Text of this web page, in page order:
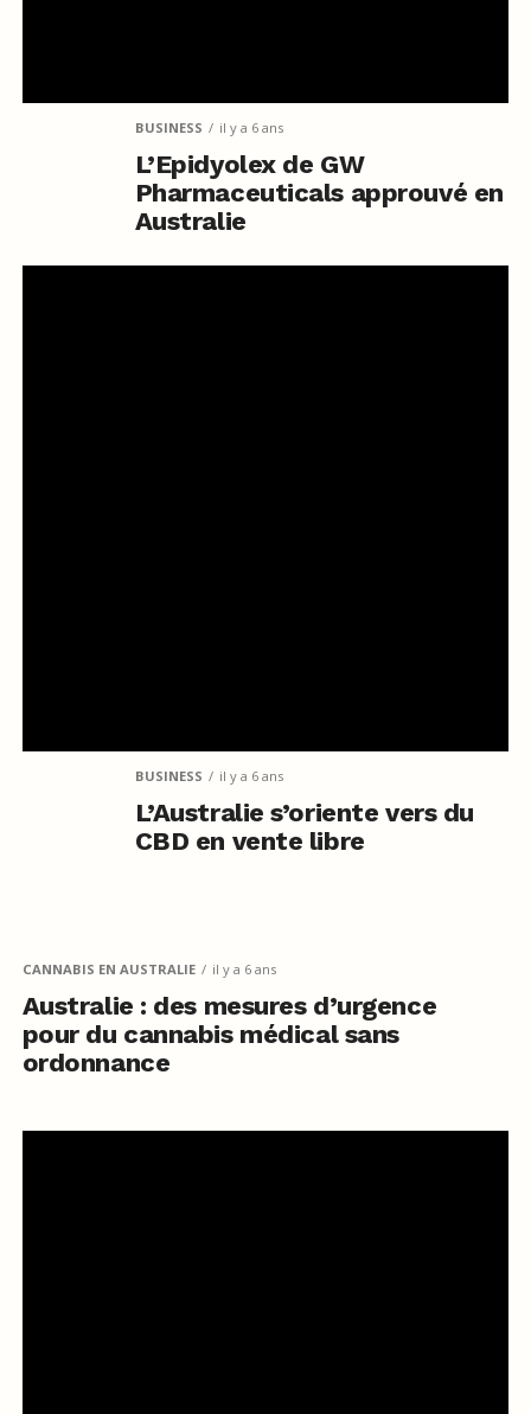
BUSINESS il y a 6 ans
L’Epidyolex de GW
Pharmaceuticals approuvé en
Australie
BUSINESS il y a 6 ans
L’Australie s’oriente vers du
CBD en vente libre
CANNABIS EN AUSTRALIE il y a 6 ans
Australie : des mesures d’urgence
pour du cannabis médical sans
ordonnance